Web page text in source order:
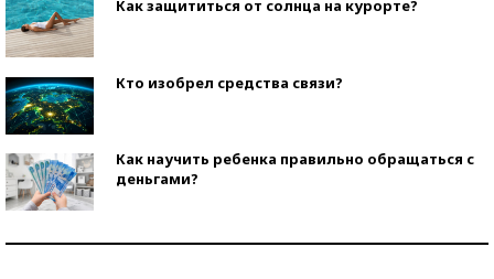
Как защититься от солнца на курорте?
Кто изобрел средства связи?
Как научить ребенка правильно обращаться с
деньгами?